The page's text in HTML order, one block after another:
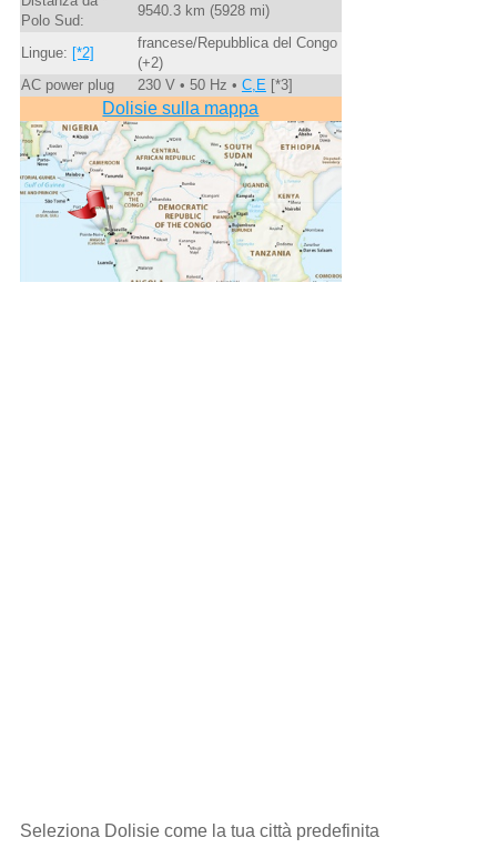
Polo Sud:
9540.3 km (5928 mi)
Lingue: [*2]
francese/Repubblica del Congo
(+2)
AC power plug
230 V • 50 Hz • C,E[*3]
Dolisie sulla mappa
Seleziona Dolisie come la tua città predefinita